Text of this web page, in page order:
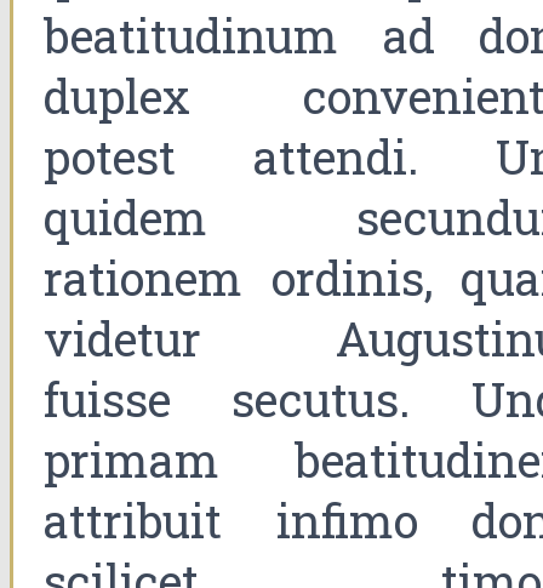
beatitudinum ad
duplex
potest attendi.
quidem
rationem ordinis,
videtur
fuisse secutus.
primam
attribuit infimo